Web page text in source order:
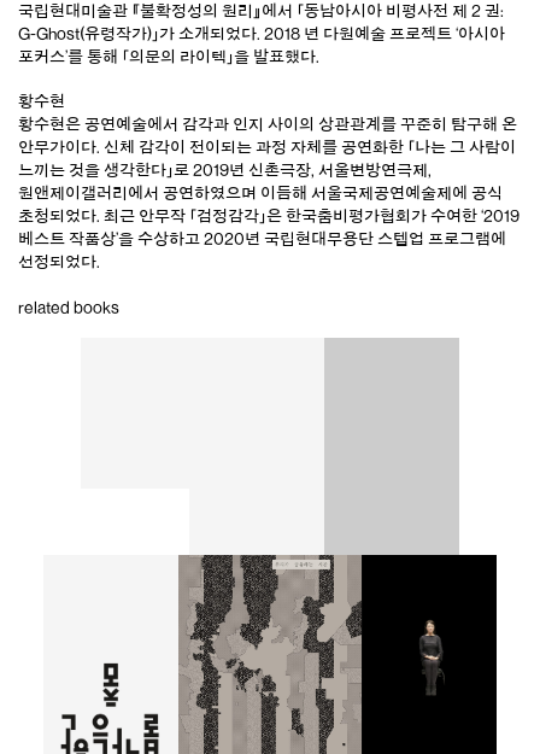
국립현대미술관 『불확정성의 원리』에서 「동남아시아 비평사전 제 2 권:
G-Ghost(유령작가)」가 소개되었다. 2018 년 다원예술 프로젝트 ‘아시아
포커스’를 통해 「의문의 라이텍」을 발표했다.
황수현
황수현은 공연예술에서 감각과 인지 사이의 상관관계를 꾸준히 탐구해 온
안무가이다. 신체 감각이 전이되는 과정 자체를 공연화한 「나는 그 사람이
느끼는 것을 생각한다」로 2019년 신촌극장, 서울변방연극제,
원앤제이갤러리에서 공연하였으며 이듬해 서울국제공연예술제에 공식
초청되었다. 최근 안무작 「검정감각」은 한국춤비평가협회가 수여한 ‘2019
베스트 작품상’을 수상하고 2020년 국립현대무용단 스텝업 프로그램에
선정되었다.
related books